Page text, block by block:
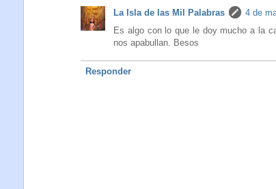
La Isla de las Mil Palabras
4 de
Es algo con lo que le doy mucho a la
nos apabullan. Besos
Responder